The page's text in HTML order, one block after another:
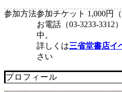
参加方法参加チケット 1,000円
お電話（03-3233-3312
中。
詳しくは三省堂書店イ
さい
プロフィール